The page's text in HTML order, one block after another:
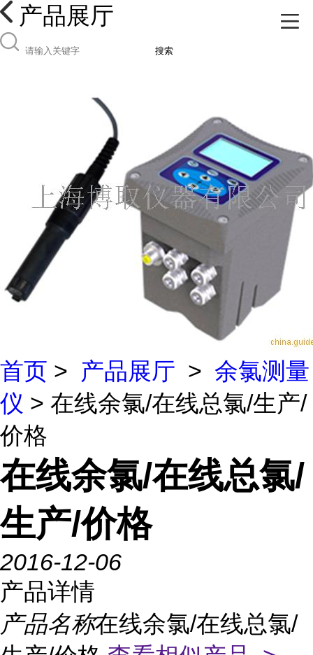
产品展厅
搜索
首页 > 产品展厅 > 余氯测量
仪 > 在线余氯/在线总氯/生产/
价格
在线余氯/在线总氯/
生产/价格
2016-12-06
产品详情
产品名称在线余氯/在线总氯/